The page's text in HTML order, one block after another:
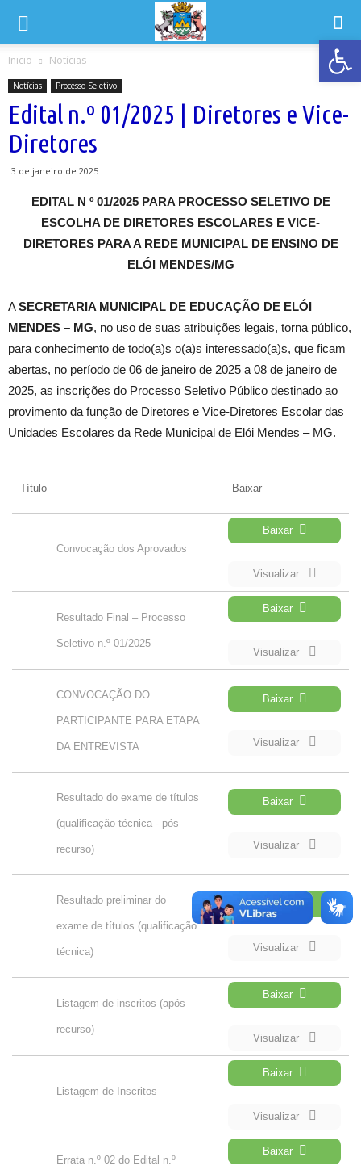
Abrir
Inicio Notícias
Notícias Processo Seletivo
Edital n.º 01/2025 | Diretores e Vice-
Diretores
3 de janeiro de 2025
EDITAL N º 01/2025 PARA PROCESSO SELETIVO DE
ESCOLHA DE DIRETORES ESCOLARES E VICE-
DIRETORES PARA A REDE MUNICIPAL DE ENSINO DE
ELÓI MENDES/MG
ASECRETARIA MUNICIPAL DE EDUCAÇÃO DE ELÓI
MENDES – MG, no uso de suas atribuições legais, torna público,
para conhecimento de todo(a)s o(a)s interessado(a)s, que ficam
abertas, no período de 06 de janeiro de 2025 a 08 de janeiro de
2025, as inscrições do Processo Seletivo Público destinado ao
provimento da função de Diretores e Vice-Diretores Escolar das
Unidades Escolares da Rede Municipal de Elói Mendes – MG.
Título Baixar
Convocação dos Aprovados
Baixar
Visualizar
Resultado Final – Processo
Seletivo n.º 01/2025
Baixar
Visualizar
CONVOCAÇÃO DO
PARTICIPANTE PARA ETAPA
DA ENTREVISTA
Baixar
Visualizar
Resultado do exame de títulos
(qualificação técnica - pós
recurso)
Baixar
Visualizar
Resultado preliminar do
exame de títulos (qualificação
técnica)
Baixar
Visualizar
Listagem de inscritos (após
recurso)
Baixar
Visualizar
Listagem de Inscritos
Baixar
Visualizar
Errata n.º 02 do Edital n.º
Baixar